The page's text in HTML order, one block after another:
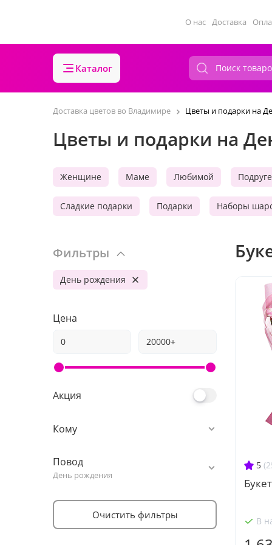
О нас Доставка
Каталог
Доставка цветов во Владимире Цветы и подарки на
Цветы и подарки на
Женщине Маме Любимой Подруге
Сладкие подарки Подарки Наборы
Фильтры
День рождения
Цена
Акция
Кому
Повод
День рождения
Очистить фильтры
5
В